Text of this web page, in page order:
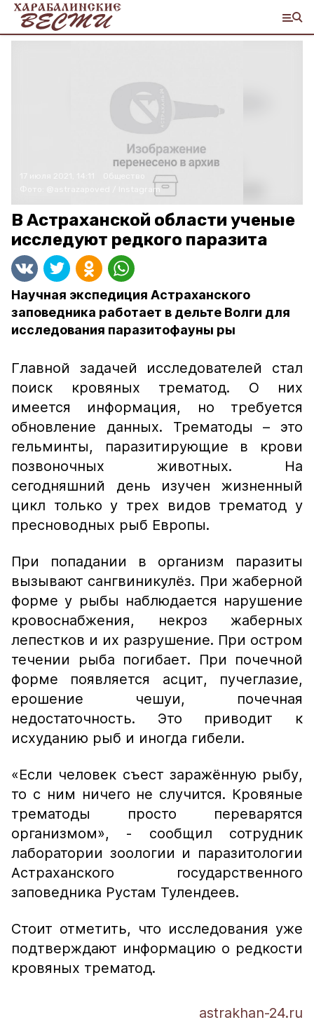
@astrazapoved / Instagram
В Астраханской области ученые
исследуют редкого паразита
Научная экспедиция Астраханского
заповедника работает в дельте Волги для
исследования паразитофауны ры
Главной задачей исследователей стал
поиск кровяных трематод. О них
имеется информация, но требуется
обновление данных. Трематоды – это
гельминты, паразитирующие в крови
позвоночных животных. На
сегодняшний день изучен жизненный
цикл только у трех видов трематод у
пресноводных рыб Европы.
При попадании в организм паразиты
вызывают сангвиникулёз. При жаберной
форме у рыбы наблюдается нарушение
кровоснабжения, некроз жаберных
лепестков и их разрушение. При остром
течении рыба погибает. При почечной
форме появляется асцит, пучеглазие,
ерошение чешуи, почечная
недостаточность. Это приводит к
исхуданию рыб и иногда гибели.
«Если человек съест заражённую рыбу,
то с ним ничего не случится. Кровяные
трематоды просто переварятся
организмом», - сообщил сотрудник
лаборатории зоологии и паразитологии
Астраханского государственного
заповедника Рустам Тулендеев.
Стоит отметить, что исследования уже
подтверждают информацию о редкости
кровяных трематод.
astrakhan-24.ru